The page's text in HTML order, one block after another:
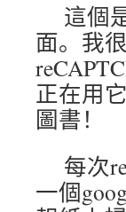
這個
面。我
正在用
圖書！
每次
一個